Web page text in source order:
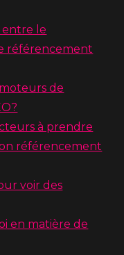
entre le
référencement
de
à prendre
référencement
voir des
en matière de